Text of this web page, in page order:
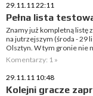
29.11.11 22:11
Pełna lista
Znamy już kompletną listę
na jutrzejszym (środa - 29
Olsztyn. W tym gronie nie
Komentarzy: 1 »
29.11.11 10:48
Kolejni gracze